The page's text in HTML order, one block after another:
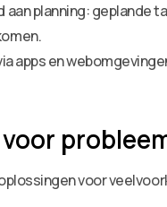
planning:
apps en
voor